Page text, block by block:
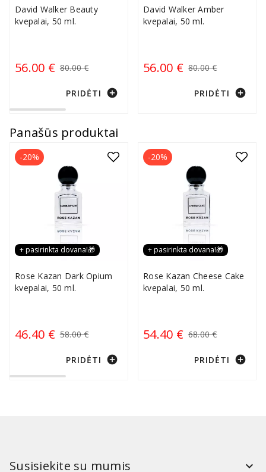
David Walker Beauty
kvepalai, 50 ml.
56.00 € 80.00 €
PRIDĖTI add_circle
David Walker Amber
kvepalai, 50 ml.
56.00 € 80.00 €
PRIDĖTI add_circle
Panašūs produktai
+ pasirinkta dovana!🎁
Rose Kazan Dark Opium
kvepalai, 50 ml.
46.40 € 58.00 €
-20%
PRIDĖTI add_circle
+ pasirinkta dovana!🎁
Rose Kazan Cheese Cake
kvepalai, 50 ml.
54.40 € 68.00 €
-20%
PRIDĖTI add_circle
Susisiekite su mumis